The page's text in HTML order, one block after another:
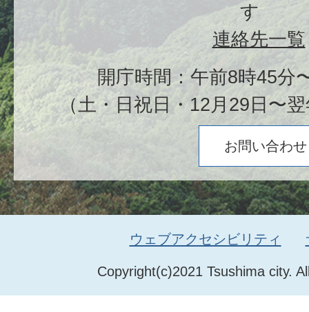
す
連絡先一覧
開庁時間：午前8時45分
（土・日祝日・12月29日〜
お問い合わせ
Copyright(c)2021 Tsushima city.
ウェブアクセシビリティ